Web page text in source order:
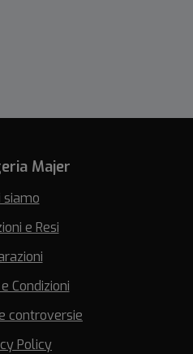
Majer
siamo
e Resi
Condizioni
controversie
Policy